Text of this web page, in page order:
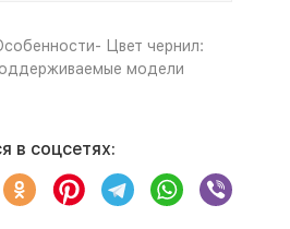
Цвет чернил:
модели
в соцсетях: